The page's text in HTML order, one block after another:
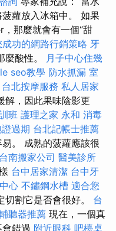
蘿放入冰箱中。 如果
那麼就會有一個“甜
成功的網路行銷策略 牙
麼酸性。 月子中心住幾
seo教學 防水抓漏 室
台北按摩服務 私人居家
解，因此果味陰影更
班 護理之家 永和 消毒
過期 台北記帳士推薦
。 成熟的菠蘿應該很
台南搬家公司 醫美診所
台中居家清潔 台中牙
心 不鏽鋼水槽 適合您
切割它是否會很好。 台
聽器推薦 現在，一個真
錯過 附近眼科 吧檯桌